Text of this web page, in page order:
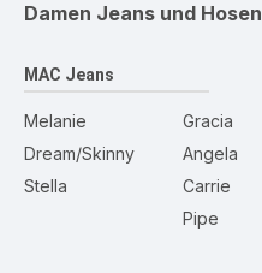
Damen Jeans und Hosen
MAC Jeans
Melanie
Dream/Skinny
Stella
Gracia
Angela
Carrie
Pipe